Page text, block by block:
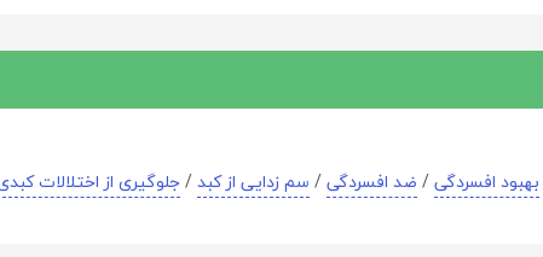
بهبود افسردگی/ ضد افسردگی/ سم زدایی از کبد/ جلوگیری از اختلالات